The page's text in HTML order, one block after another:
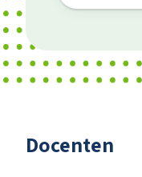
Docenten